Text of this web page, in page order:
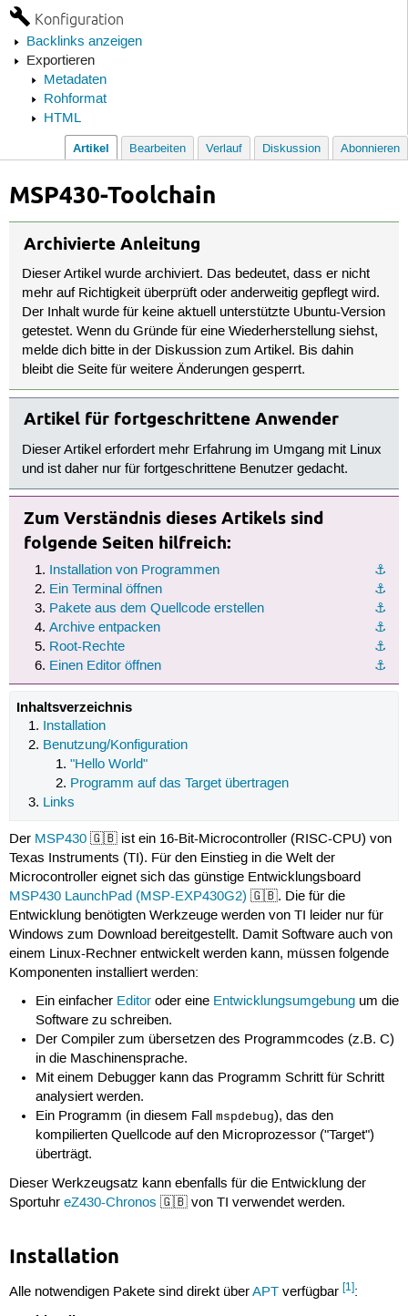
Konfiguration
Backlinks anzeigen
Exportieren
Metadaten
Rohformat
HTML
Artikel Bearbeiten Verlauf Diskussion Abonnieren
MSP430-Toolchain
Archivierte Anleitung
Dieser Artikel wurde archiviert. Das bedeutet, dass er nicht
mehr auf Richtigkeit überprüft oder anderweitig gepflegt wird.
Der Inhalt wurde für keine aktuell unterstützte Ubuntu-Version
getestet. Wenn du Gründe für eine Wiederherstellung siehst,
melde dich bitte in der Diskussion zum Artikel. Bis dahin
bleibt die Seite für weitere Änderungen gesperrt.
Artikel für fortgeschrittene Anwender
Dieser Artikel erfordert mehr Erfahrung im Umgang mit Linux
und ist daher nur für fortgeschrittene Benutzer gedacht.
Zum Verständnis dieses Artikels sind
folgende Seiten hilfreich:
⚓︎
Installation von Programmen
⚓︎
Ein Terminal öffnen
⚓︎
Pakete aus dem Quellcode erstellen
⚓︎
Archive entpacken
⚓︎
Root-Rechte
⚓︎
Einen Editor öffnen
Inhaltsverzeichnis
Installation
Benutzung/Konfiguration
"Hello World"
Programm auf das Target übertragen
Links
Der MSP430🇬🇧 ist ein 16-Bit-Microcontroller (RISC-CPU) von
Texas Instruments (TI). Für den Einstieg in die Welt der
Microcontroller eignet sich das günstige Entwicklungsboard
MSP430 LaunchPad (MSP-EXP430G2) 🇬🇧. Die für die
Entwicklung benötigten Werkzeuge werden von TI leider nur für
Windows zum Download bereitgestellt. Damit Software auch von
einem Linux-Rechner entwickelt werden kann, müssen folgende
Komponenten installiert werden:
Ein einfacher Editor oder eine Entwicklungsumgebung um die
Software zu schreiben.
Der Compiler zum übersetzen des Programmcodes (z.B. C)
in die Maschinensprache.
Mit einem Debugger kann das Programm Schritt für Schritt
analysiert werden.
Ein Programm (in diesem Fallmspdebug), das den
kompilierten Quellcode auf den Microprozessor ("Target")
überträgt.
Dieser Werkzeugsatz kann ebenfalls für die Entwicklung der
Sportuhr eZ430-Chronos 🇬🇧 von TI verwendet werden.
Installation
Alle notwendigen Pakete sind direkt überAPTverfügbar [1]: